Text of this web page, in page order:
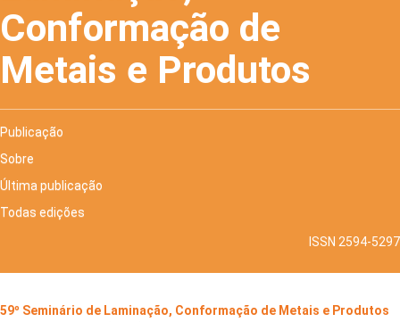
Conformação de
Metais e Produtos
Publicação
Sobre
Última publicação
Todas edições
ISSN 2594-5297
59º Seminário de Laminação, Conformação de Metais e Produtos